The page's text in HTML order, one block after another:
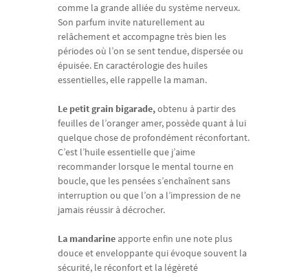
comme la grande alliée du système nerveux.
Son parfum invite naturellement au
relâchement et accompagne très bien les
périodes où l’on se sent tendue, dispersée ou
épuisée. En caractérologie des huiles
essentielles, elle rappelle la maman.
Le petit grain bigarade,obtenu à partir des
feuilles de l’oranger amer, possède quant à lui
quelque chose de profondément réconfortant.
C’est l’huile essentielle que j’aime
recommander lorsque le mental tourne en
boucle, que les pensées s’enchaînent sans
interruption ou que l’on a l’impression de ne
jamais réussir à décrocher.
La mandarine apporte enfin une note plus
douce et enveloppante qui évoque souvent la
sécurité, le réconfort et la légèreté